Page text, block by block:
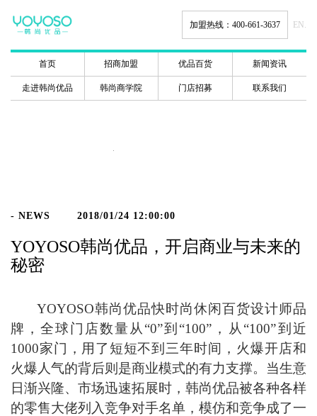
加盟热线：400-661-3637 EN.
首页 招商加盟 优品百货 新闻资讯
走进韩尚优品 韩尚商学院 门店招募 联系我们
- NEWS 2018/01/24 12:00:00
YOYOSO韩尚优品，开启商业与未来的
秘密
YOYOSO韩尚优品快时尚休闲百货设计师品
牌， 全球门店数量 从 “0”到 “100”，从“100”到近
1000家门，用了 短短不到 三年时间， 火爆开店和
火爆人气的背后则是商业模式的有力支撑。当生意
日渐兴隆、市场迅速拓展时， 韩尚优品被各种各样
的零售大佬列入竞争对手名单 ，模仿和竞争成了一